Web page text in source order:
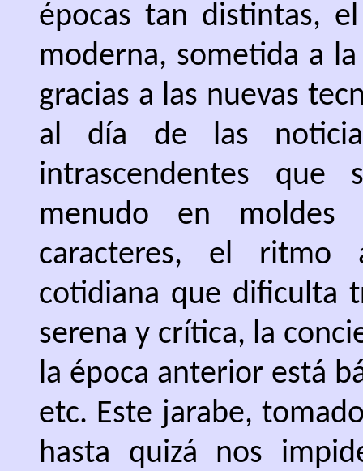
épocas tan distintas,
moderna, sometida a
gracias a las nuevas
al día de las
intrascendentes que
menudo en
caracteres, el ritmo
cotidiana que dificulta
serena y crítica, la
la época anterior está
etc. Este jarabe,
hasta quizá nos